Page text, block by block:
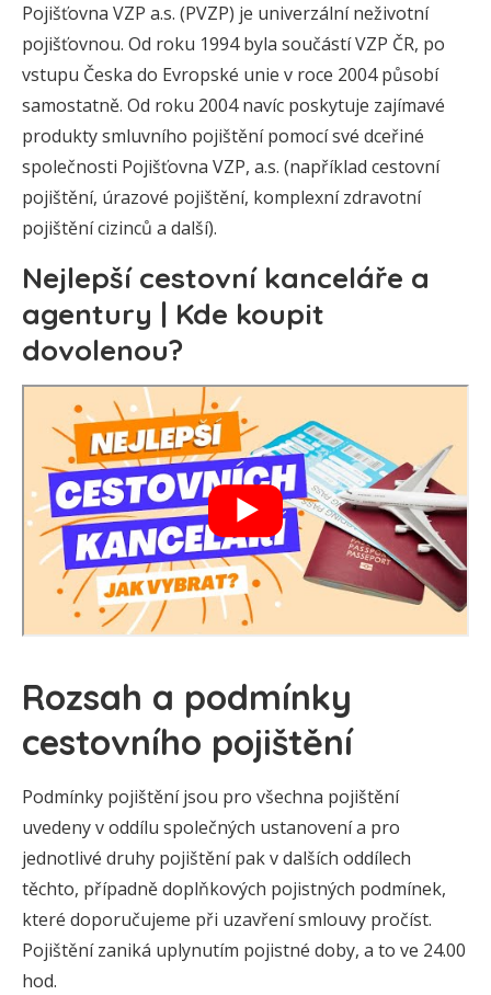
Pojišťovna VZP a.s. (PVZP) je univerzální neživotní
pojišťovnou. Od roku 1994 byla součástí VZP ČR, po
vstupu Česka do Evropské unie v roce 2004 působí
samostatně. Od roku 2004 navíc poskytuje zajímavé
produkty smluvního pojištění pomocí své dceřiné
společnosti Pojišťovna VZP, a.s. (například cestovní
pojištění, úrazové pojištění, komplexní zdravotní
pojištění cizinců a další).
Nejlepší cestovní kanceláře a
agentury | Kde koupit
dovolenou?
Rozsah a podmínky
cestovního pojištění
Podmínky pojištění jsou pro všechna pojištění
uvedeny v oddílu společných ustanovení a pro
jednotlivé druhy pojištění pak v dalších oddílech
těchto, případně doplňkových pojistných podmínek,
které doporučujeme při uzavření smlouvy pročíst.
Pojištění zaniká uplynutím pojistné doby, a to ve 24.00
hod.